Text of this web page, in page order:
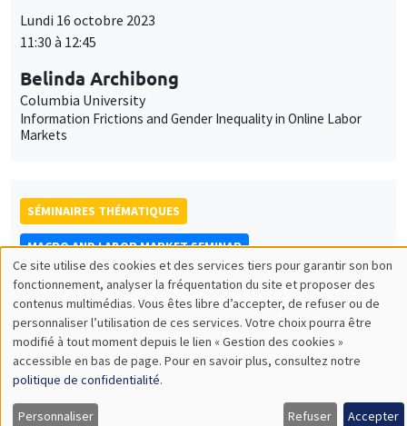
Lundi 16 octobre 2023
11:30 à 12:45
Belinda Archibong
Columbia University
Information Frictions and Gender Inequality in Online Labor
Markets
SÉMINAIRES THÉMATIQUES
MACRO AND LABOR MARKET SEMINAR
MEGA
Salle Carine Nourry
Vendredi 13 octobre 2023
15:30 à 16:30
Francesca Monti
UCLouvain
The transmission of monetary policy when agents fear
Utilisation
des
données
personnelles
et
Ce site utilise des cookies et des services tiers pour garantir son bon
fonctionnement, analyser la fréquentation du site et proposer des
contenus multimédias. Vous êtes libre d’accepter, de refuser ou de
personnaliser l’utilisation de ces services. Votre choix pourra être
modifié à tout moment depuis le lien « Gestion des cookies »
accessible en bas de page. Pour en savoir plus, consultez notre
politique de confidentialité.
Personnaliser Refuser Accepter